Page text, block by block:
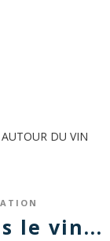
AUTOUR DU VIN
le vin...